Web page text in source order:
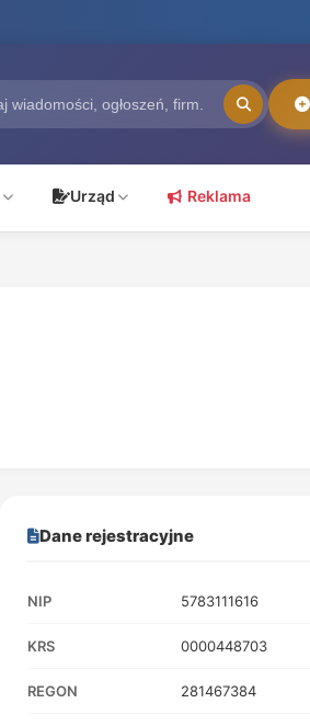
Urząd Reklama
Dane rejestracyjne
NIP 5783111616
KRS 0000448703
REGON 281467384